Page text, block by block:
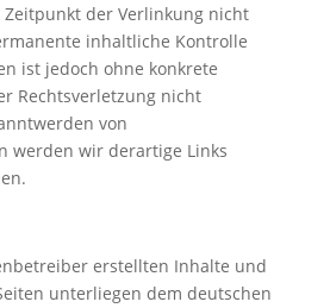
der Verlinkung nicht
inhaltliche Kontrolle
ist jedoch ohne konkrete
Rechtsverletzung nicht
von
werden wir derartige Links
erstellten Inhalte und
unterliegen dem deutschen